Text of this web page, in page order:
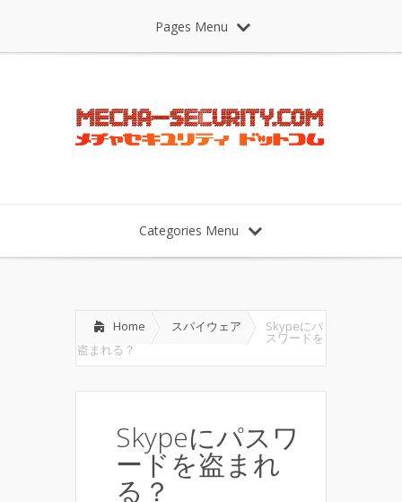
Pages Menu
Categories Menu
Home スパイウェア Skypeにパ
スワードを
盗まれる？
Skypeにパスワ
ードを盗まれ
る？